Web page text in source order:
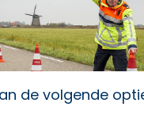
de volgende